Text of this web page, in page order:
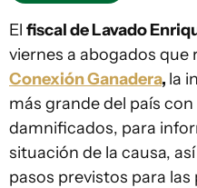
El fiscal de Lavado
viernes a abogados
Conexión Ganadera, la
más grande del país
damnificados, para
situación de la causa,
pasos previstos para